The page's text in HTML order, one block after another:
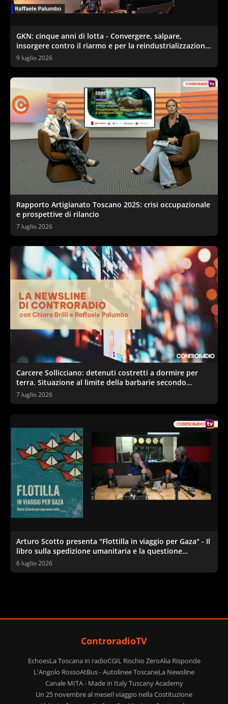
GKN: cinque anni di lotta - Convergere, salpare,
insorgere contro il riarmo e per la reindustrializzazione
ecologica
9 luglio 2026
Rapporto Artigianato Toscano 2025: crisi occupazionale
e prospettive di rilancio
7 luglio 2026
Carcere Sollicciano: detenuti costretti a dormire per
terra. Situazione al limite della barbarie secondo
sindacati e garante
7 luglio 2026
Arturo Scotto presenta "Flottilla in viaggio per Gaza" - Il
libro sulla spedizione umanitaria e la questione
palestinese
6 luglio 2026
ControradioTV
EchoesLa Toscana in radioCGIL Rischio ZeroAlia Risponde
L'Angolo RossoAtBus - Autolinee ToscaneLa Newsline
Canale MITA - Made in Italy Tuscany Academy
Un 25 novembre al meseIl viaggio nella Costituzione